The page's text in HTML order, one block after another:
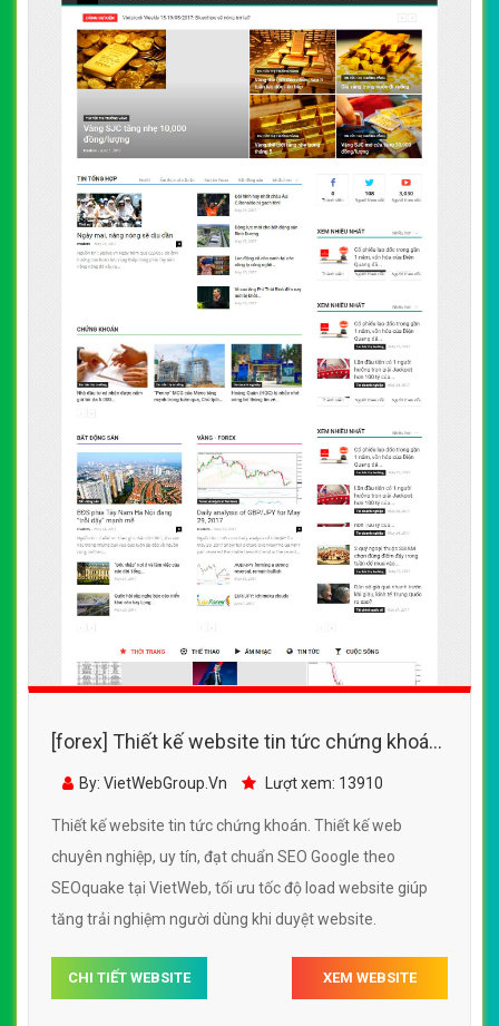
[forex] Thiết kế website tin tức chứng khoán
đẹp, chuyên nghiệp chuẩn SEO
By: VietWebGroup.Vn Lượt xem: 13910
Thiết kế website tin tức chứng khoán. Thiết kế web
chuyên nghiệp, uy tín, đạt chuẩn SEO Google theo
SEOquake tại VietWeb, tối ưu tốc độ load website giúp
tăng trải nghiệm người dùng khi duyệt website.
CHI TIẾT WEBSITE XEM WEBSITE